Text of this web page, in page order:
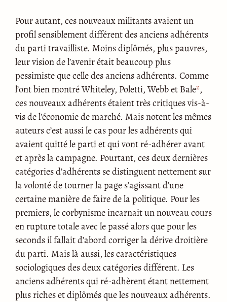
Pour autant, ces nouveaux militants avaient un
profil sensiblement différent des anciens adhérents
du parti travailliste. Moins diplômés, plus pauvres,
leur vision de l’avenir était beaucoup plus
pessimiste que celle des anciens adhérents. Comme
l’ont bien montré Whiteley, Poletti, Webb et Bale2,
ces nouveaux adhérents étaient très critiques vis-à-
vis de l’économie de marché. Mais notent les mêmes
auteurs c’est aussi le cas pour les adhérents qui
avaient quitté le parti et qui vont ré-adhérer avant
et après la campagne. Pourtant, ces deux dernières
catégories d’adhérents se distinguent nettement sur
la volonté de tourner la page s’agissant d’une
certaine manière de faire de la politique. Pour les
premiers, le corbynisme incarnait un nouveau cours
en rupture totale avec le passé alors que pour les
seconds il fallait d’abord corriger la dérive droitière
du parti. Mais là aussi, les caractéristiques
sociologiques des deux catégories différent. Les
anciens adhérents qui ré-adhèrent étant nettement
plus riches et diplômés que les nouveaux adhérents.